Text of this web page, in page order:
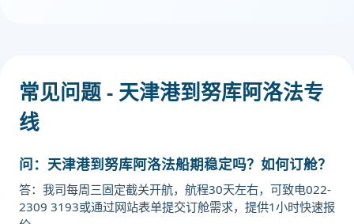
常见问题 - 天津港到努库阿洛法专
线
问：天津港到努库阿洛法船期稳定吗？如何订舱？
答：我司每周三固定截关开航，航程30天左右，可致电022-
2309 3193或通过网站表单提交订舱需求，提供1小时快速报